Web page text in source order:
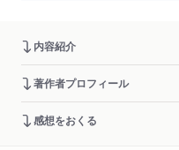
内容紹介
著作者プロフィール
感想をおくる